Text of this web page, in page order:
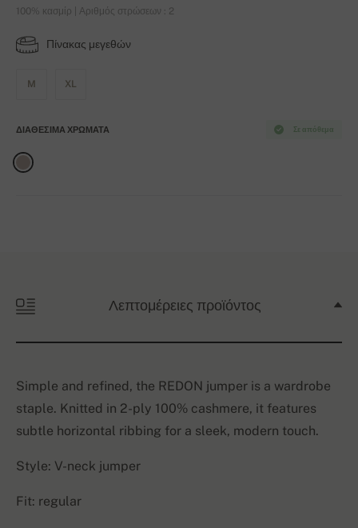
100% κασμίρ | Αριθμός στρώσεων : 2
Πίνακας μεγεθών
M XL
Σε απόθεμα
ΔΙΑΘΈΣΙΜΑ ΧΡΏΜΑΤΑ
Λεπτομέρειες προϊόντος
Simple and refined, the REDON jumper is a wardrobe
staple. Knitted in 2-ply 100% cashmere, it features
subtle horizontal ribbing for a sleek, modern touch.
Style: V-neck jumper
Fit: regular